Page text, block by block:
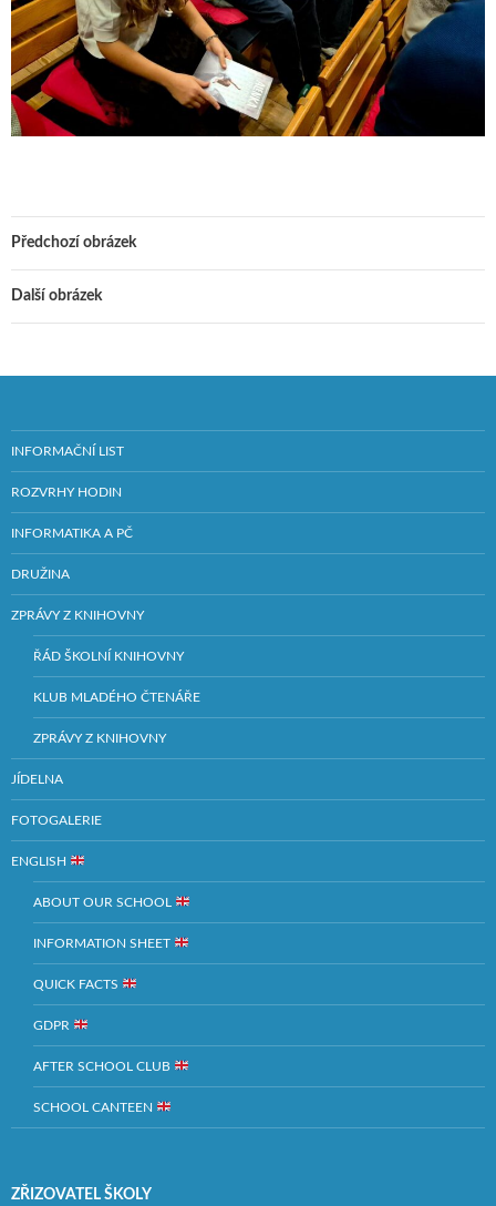
Předchozí obrázek
Další obrázek
INFORMAČNÍ LIST
ROZVRHY HODIN
INFORMATIKA A PČ
DRUŽINA
ZPRÁVY Z KNIHOVNY
ŘÁD ŠKOLNÍ KNIHOVNY
KLUB MLADÉHO ČTENÁŘE
ZPRÁVY Z KNIHOVNY
JÍDELNA
FOTOGALERIE
ENGLISH
ABOUT OUR SCHOOL
INFORMATION SHEET
QUICK FACTS
GDPR
AFTER SCHOOL CLUB
SCHOOL CANTEEN
ZŘIZOVATEL ŠKOLY